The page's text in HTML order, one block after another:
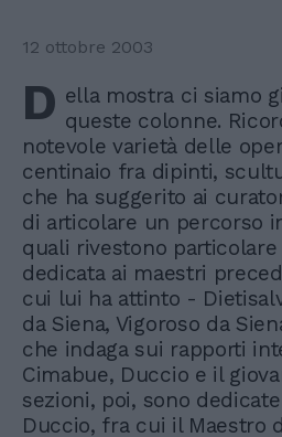
12 ottobre 2003
D ella mostra ci siamo
queste colonne.
notevole varietà delle
centinaio fra dipinti,
che ha suggerito ai
di articolare un percorso
quali rivestono
dedicata ai maestri
cui lui ha attinto -
da Siena, Vigoroso da
che indaga sui rapporti
Cimabue, Duccio e il
sezioni, poi, sono
Duccio, fra cui il Maestro